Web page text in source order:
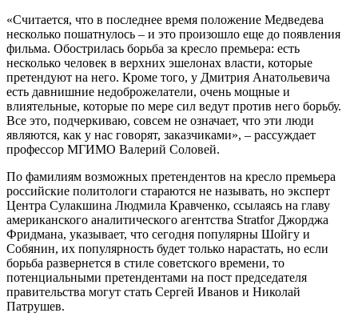
«Считается, что в последнее время положение Медведева
несколько пошатнулось – и это произошло еще до появления
фильма. Обострилась борьба за кресло премьера: есть
несколько человек в верхних эшелонах власти, которые
претендуют на него. Кроме того, у Дмитрия Анатольевича
есть давнишние недоброжелатели, очень мощные и
влиятельные, которые по мере сил ведут против него борьбу.
Все это, подчеркиваю, совсем не означает, что эти люди
являются, как у нас говорят, заказчиками», – рассуждает
профессор МГИМО Валерий Соловей.
По фамилиям возможных претендентов на кресло премьера
российские политологи стараются не называть, но эксперт
Центра Сулакшина Людмила Кравченко, ссылаясь на главу
американского аналитического агентства Stratfor Джорджа
Фридмана, указывает, что сегодня популярны Шойгу и
Собянин, их популярность будет только нарастать, но если
борьба развернется в стиле советского времени, то
потенциальными претендентами на пост председателя
правительства могут стать Сергей Иванов и Николай
Патрушев.